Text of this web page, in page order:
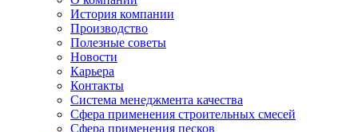
История компании
Производство
Полезные советы
Новости
Карьера
Контакты
Система менеджмента качества
Сфера применения строительных смесей
Сфера применения песков